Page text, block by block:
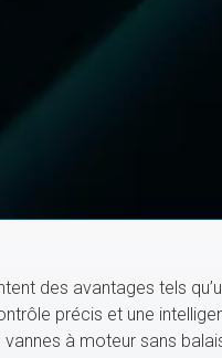
des avantages tels
précis et une
à moteur sans